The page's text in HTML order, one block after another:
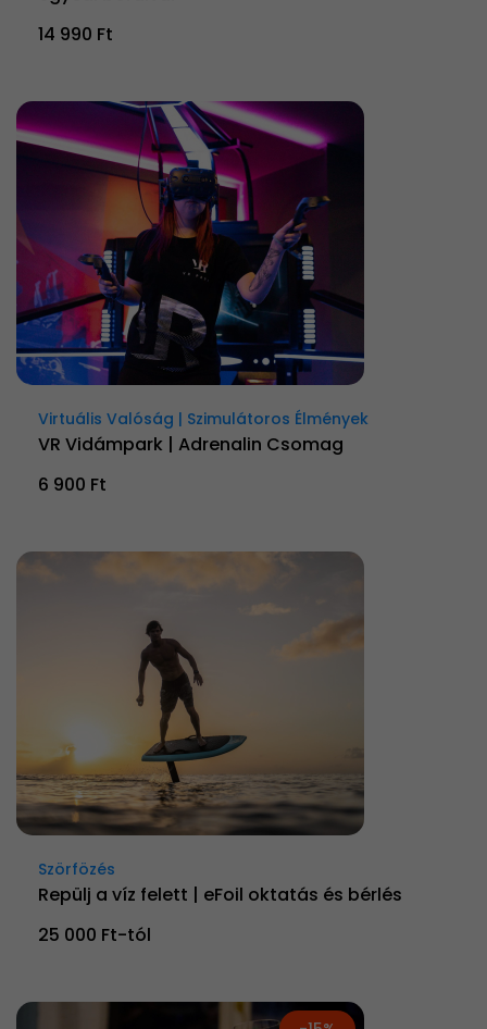
14 990 Ft
Virtuális Valóság | Szimulátoros Élmények
VR Vidámpark | Adrenalin Csomag
6 900 Ft
Szörfözés
Repülj a víz felett | eFoil oktatás és bérlés
25 000 Ft-tól